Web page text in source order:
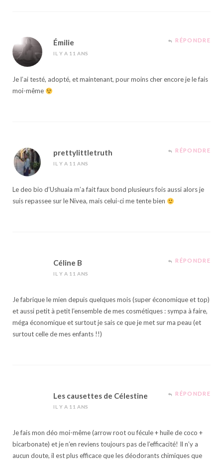
Émilie
IL Y A 11 ANS
RÉPONDRE
Je l’ai testé, adopté, et maintenant, pour moins cher encore je le fais
moi-même
prettylittletruth
IL Y A 11 ANS
RÉPONDRE
Le deo bio d’Ushuaia m’a fait faux bond plusieurs fois aussi alors je
suis repassee sur le Nivea, mais celui-ci me tente bien
Céline B
IL Y A 11 ANS
RÉPONDRE
Je fabrique le mien depuis quelques mois (super économique et top)
et aussi petit à petit l’ensemble de mes cosmétiques : sympa à faire,
méga économique et surtout je sais ce que je met sur ma peau (et
surtout celle de mes enfants !!)
Les causettes de Célestine
IL Y A 11 ANS
RÉPONDRE
Je fais mon déo moi-même (arrow root ou fécule + huile de coco +
bicarbonate) et je n’en reviens toujours pas de l’efficacité! Il n’y a
aucun doute, il est plus efficace que les déodorants chimiques que